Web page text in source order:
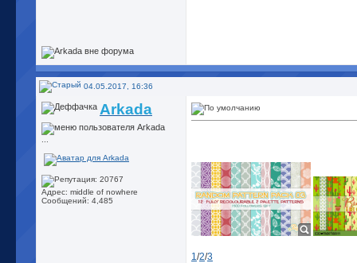
04.05.2017, 16:36
Arkada
Адрес: middle of nowhere
Сообщений: 4,485
1/2/3